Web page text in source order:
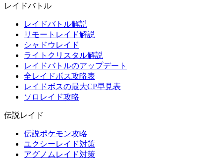
レイドバトル
レイドバトル解説
リモートレイド解説
シャドウレイド
ライトクリスタル解説
レイドバトルのアップデート
全レイドボス攻略表
レイドボスの最大CP早見表
ソロレイド攻略
伝説レイド
伝説ポケモン攻略
ユクシーレイド対策
アグノムレイド対策